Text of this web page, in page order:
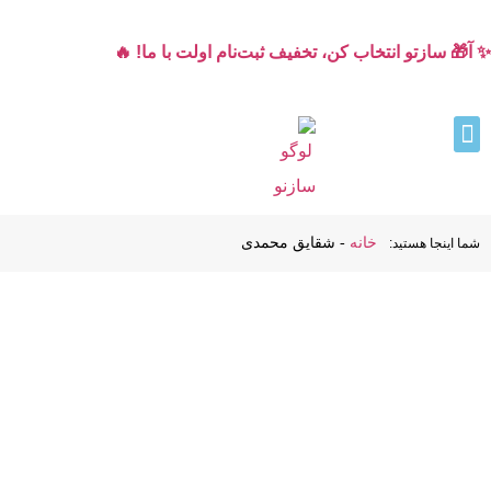
✨ آ🎁 سازتو انتخاب کن، تخفیف ثبت‌نام اولت با ما! 🔥
شما اینجا هستید: خانه - شقایق محمدی